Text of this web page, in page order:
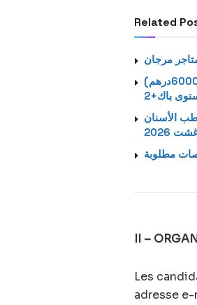
Related
استمارة الترشيح الرسمية لتوظيف بالشركة اتصالات المغرب 2026 براتب شهري (6000درهم)
باك+2
الأسنان
مطلوبة
II –
Les
adresse